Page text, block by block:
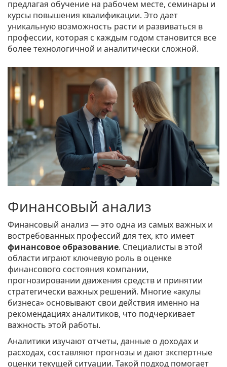
предлагая обучение на рабочем месте, семинары и
курсы повышения квалификации. Это дает
уникальную возможность расти и развиваться в
профессии, которая с каждым годом становится все
более технологичной и аналитически сложной.
Финансовый анализ
Финансовый анализ — это одна из самых важных и
востребованных профессий для тех, кто имеет
финансовое образование. Специалисты в этой
области играют ключевую роль в оценке
финансового состояния компании,
прогнозировании движения средств и принятии
стратегически важных решений. Многие «акулы
бизнеса» основывают свои действия именно на
рекомендациях аналитиков, что подчеркивает
важность этой работы.
Аналитики изучают отчеты, данные о доходах и
расходах, составляют прогнозы и дают экспертные
оценки текущей ситуации. Такой подход помогает